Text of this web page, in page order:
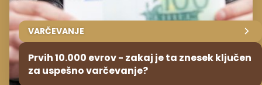
VARČEVANJE
Prvih 10.000 evrov - zakaj je ta znesek ključen
za uspešno varčevanje?